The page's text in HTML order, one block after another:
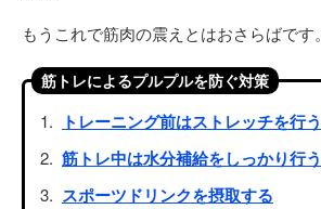
もうこれで筋肉の震えとはおさらばです。
筋トレによるプルプルを防ぐ対策
トレーニング前はストレッチを行う
筋トレ中は水分補給をしっかり行う
スポーツドリンクを摂取する